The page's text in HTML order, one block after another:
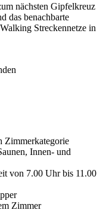
nächsten Gipfelkreuz
das benachbarte
Streckennetze in
Zimmerkategorie
Innen- und
von 7.00 Uhr bis 11.00
Zimmer